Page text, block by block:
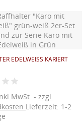
EDELWEISS KARIERT G
zzgl.
Lieferzeit: 1-2
Liste anlegen
((createText))
Ihrer